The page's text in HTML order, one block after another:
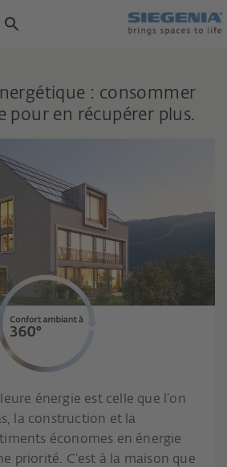
: consommer
pour en récupérer plus.
énergie est celle que l’on
la construction et la
économes en énergie
priorité. C’est à la maison que